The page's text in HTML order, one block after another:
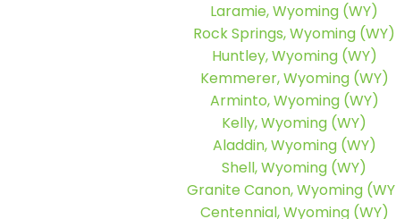
Laramie, Wyoming (WY)
Rock Springs, Wyoming (WY)
Huntley, Wyoming (WY)
Kemmerer, Wyoming (WY)
Arminto, Wyoming (WY)
Kelly, Wyoming (WY)
Aladdin, Wyoming (WY)
Shell, Wyoming (WY)
Granite Canon, Wyoming
Centennial, Wyoming (WY)